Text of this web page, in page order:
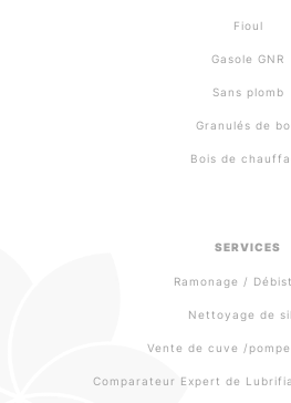
Fioul
Gasole GNR
Sans plomb
Granulés de
Bois de
SERVICES
Ramonage /
Nettoyage de
Vente de cuve /
Comparateur Expert de